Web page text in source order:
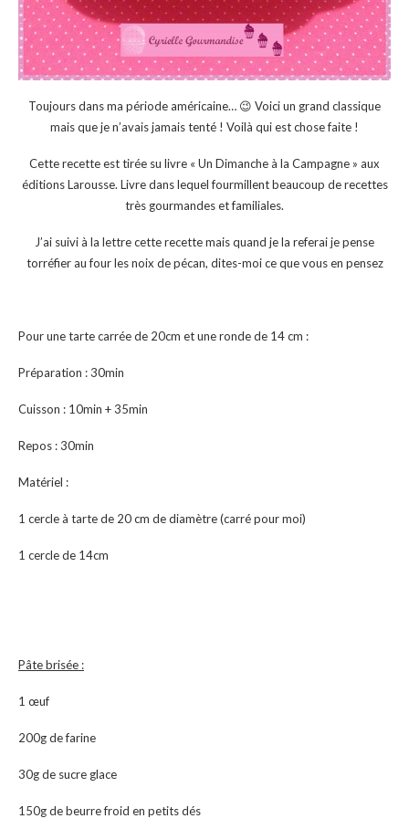
Toujours dans ma période américaine… 😉 Voici un grand classique
mais que je n’avais jamais tenté ! Voilà qui est chose faite !
Cette recette est tirée su livre « Un Dimanche à la Campagne » aux
éditions Larousse. Livre dans lequel fourmillent beaucoup de recettes
très gourmandes et familiales.
J’ai suivi à la lettre cette recette mais quand je la referai je pense
torréfier au four les noix de pécan, dites-moi ce que vous en pensez
Pour une tarte carrée de 20cm et une ronde de 14 cm :
Préparation : 30min
Cuisson : 10min + 35min
Repos : 30min
Matériel :
1 cercle à tarte de 20 cm de diamètre (carré pour moi)
1 cercle de 14cm
Pâte brisée :
1 œuf
200g de farine
30g de sucre glace
150g de beurre froid en petits dés